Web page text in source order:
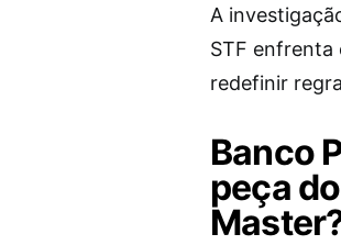
A
STF enfrenta
redefinir
Banco
peça